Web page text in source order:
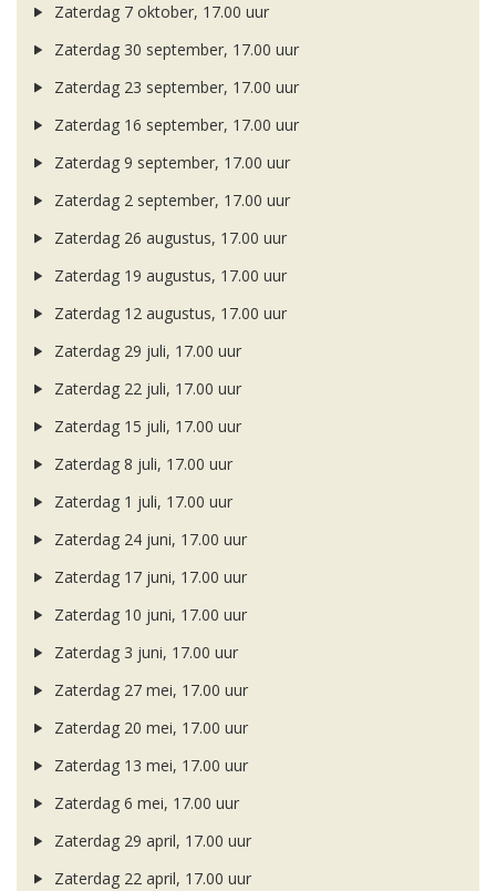
Zaterdag 7 oktober, 17.00 uur
Zaterdag 30 september, 17.00 uur
Zaterdag 23 september, 17.00 uur
Zaterdag 16 september, 17.00 uur
Zaterdag 9 september, 17.00 uur
Zaterdag 2 september, 17.00 uur
Zaterdag 26 augustus, 17.00 uur
Zaterdag 19 augustus, 17.00 uur
Zaterdag 12 augustus, 17.00 uur
Zaterdag 29 juli, 17.00 uur
Zaterdag 22 juli, 17.00 uur
Zaterdag 15 juli, 17.00 uur
Zaterdag 8 juli, 17.00 uur
Zaterdag 1 juli, 17.00 uur
Zaterdag 24 juni, 17.00 uur
Zaterdag 17 juni, 17.00 uur
Zaterdag 10 juni, 17.00 uur
Zaterdag 3 juni, 17.00 uur
Zaterdag 27 mei, 17.00 uur
Zaterdag 20 mei, 17.00 uur
Zaterdag 13 mei, 17.00 uur
Zaterdag 6 mei, 17.00 uur
Zaterdag 29 april, 17.00 uur
Zaterdag 22 april, 17.00 uur